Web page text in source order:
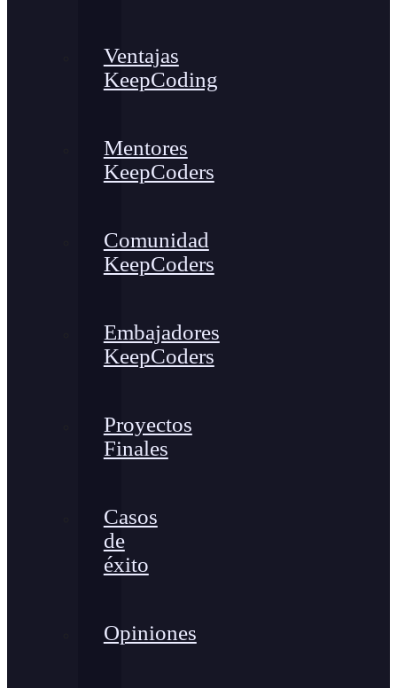
Ventajas
KeepCoding
Mentores
KeepCoders
Comunidad
KeepCoders
Embajadores
KeepCoders
Proyectos
Finales
Casos
de
éxito
Opiniones